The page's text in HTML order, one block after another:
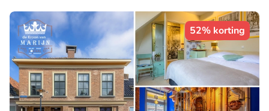
52% korting